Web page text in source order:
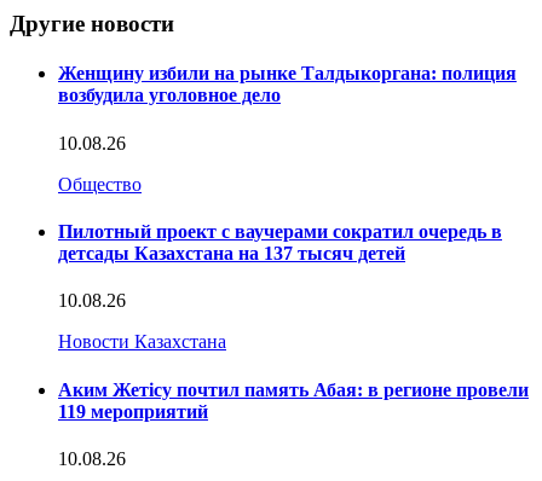
Другие новости
Женщину избили на рынке Талдыкоргана: полиция
возбудила уголовное дело
10.08.26
Общество
Пилотный проект с ваучерами сократил очередь в
детсады Казахстана на 137 тысяч детей
10.08.26
Новости Казахстана
Аким Жетісу почтил память Абая: в регионе провели
119 мероприятий
10.08.26